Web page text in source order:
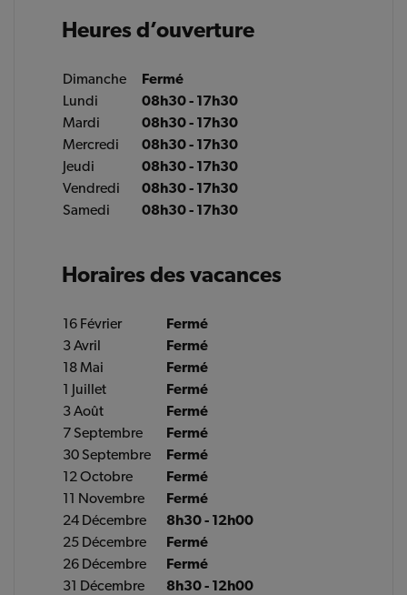
Heures d’ouverture
Dimanche
Fermé
Lundi
08h30 - 17h30
Mardi
08h30 - 17h30
Mercredi
08h30 - 17h30
Jeudi
08h30 - 17h30
Vendredi
08h30 - 17h30
Samedi
08h30 - 17h30
Horaires des vacances
16 Février
Fermé
3 Avril
Fermé
18 Mai
Fermé
1 Juillet
Fermé
3 Août
Fermé
7 Septembre
Fermé
30 Septembre
Fermé
12 Octobre
Fermé
11 Novembre
Fermé
24 Décembre
8h30 - 12h00
25 Décembre
Fermé
26 Décembre
Fermé
31 Décembre
8h30 - 12h00